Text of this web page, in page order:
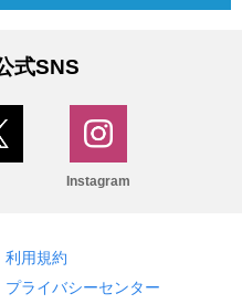
式SNS
Instagram
利用規約
プライバシーセンター